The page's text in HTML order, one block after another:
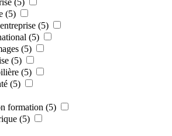
(5)
(5)
(5)
(5)
(5)
(5)
(5)
formation (5)
(5)